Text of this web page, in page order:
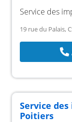
Service des
19 rue du Palais,
Service
Poitiers